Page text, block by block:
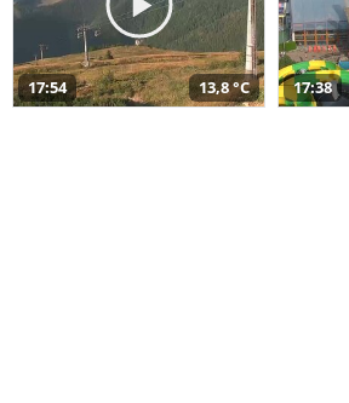
17:54 13,8 °C 17:38